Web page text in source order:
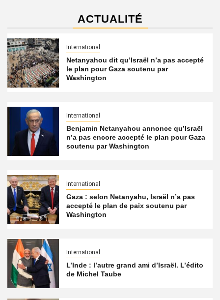
ACTUALITÉ
International
Netanyahou dit qu’Israël n’a pas accepté
le plan pour Gaza soutenu par
Washington
International
Benjamin Netanyahou annonce qu’Israël
n’a pas encore accepté le plan pour Gaza
soutenu par Washington
International
Gaza : selon Netanyahu, Israël n’a pas
accepté le plan de paix soutenu par
Washington
International
L’Inde : l’autre grand ami d’Israël. L’édito
de Michel Taube